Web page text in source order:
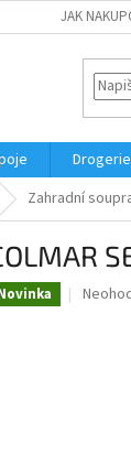
JAK
Drogerie
Zahradní